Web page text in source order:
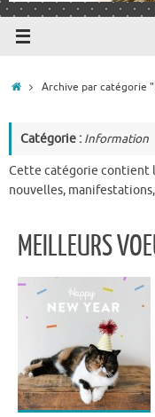
AccueilArchive par catégorie
Catégorie : Information
Cette catégorie contient
nouvelles,
MEILLEURS